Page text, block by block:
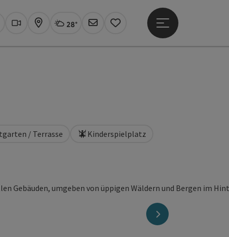
Webcams
KarteAktuelles Wetter Linz, wolkig
28°
Newsletter
Merkzettel
Hauptmenü öffnen
nächstes Element
/ Terrasse Kinderspielplatz